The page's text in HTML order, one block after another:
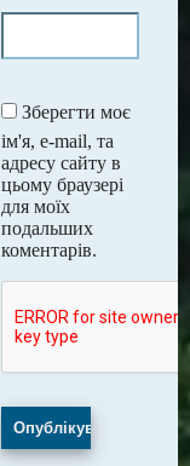
Зберегти моє
ім'я, e-mail, та
адресу сайту в
цьому браузері
для моїх
подальших
коментарів.